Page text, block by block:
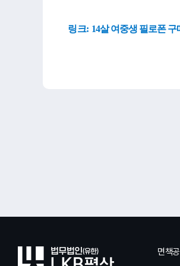
링크: 14살 여중생 필로폰
면책